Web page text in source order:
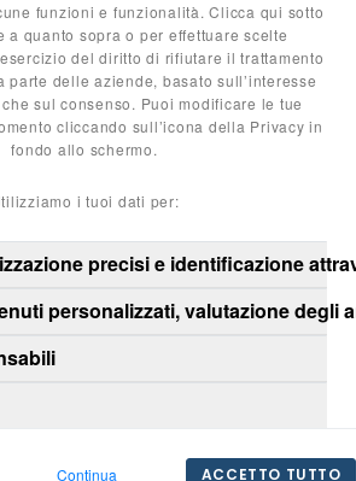
funzioni e funzionalità. Clicca qui sotto
a quanto sopra o per effettuare scelte
del diritto di rifiutare il trattamento
parte delle aziende, basato sull’interesse
sul consenso. Puoi modificare le tue
cliccando sull’icona della Privacy in
fondo allo schermo.
i tuoi dati per:
precisi e identificazione
personalizzati, valutazione
Continua ACCETTO TUTTO
Non hai
Richiedi la macchina